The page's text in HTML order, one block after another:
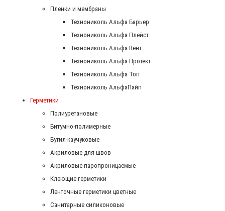
Пленки и мембраны
Технониколь Альфа Барьер
Технониколь Альфа Плейст
Технониколь Альфа Вент
Технониколь Альфа Протект
Технониколь Альфа Топ
Технониколь АльфаПайп
Герметики
Полиуретановые
Битумно-полимерные
Бутил-каучуковые
Акриловые для швов
Акриловые паропроницаемые
Клеющие герметики
Ленточные герметики цветные
Санитарные силиконовые